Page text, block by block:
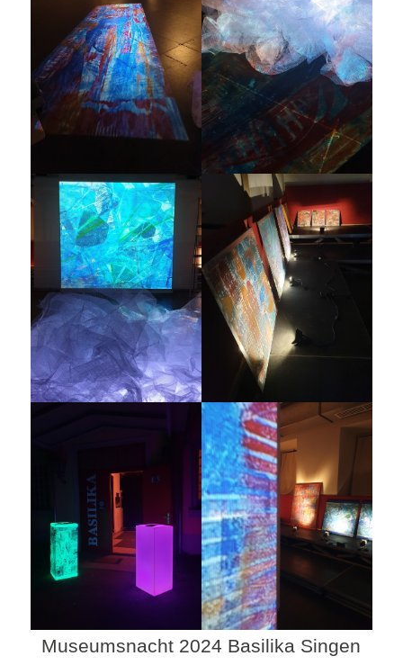
Museumsnacht 2024 Basilika Singen